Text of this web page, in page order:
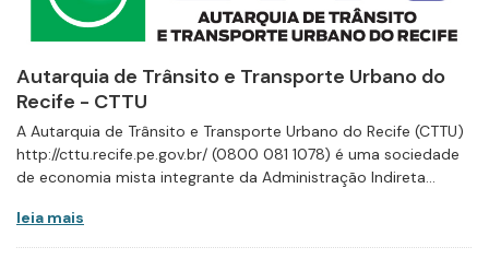
Autarquia de Trânsito e Transporte Urbano do
Recife - CTTU
A Autarquia de Trânsito e Transporte Urbano do Recife (CTTU)
http://cttu.recife.pe.gov.br/ (0800 081 1078) é uma sociedade
de economia mista integrante da Administração Indireta...
leia mais